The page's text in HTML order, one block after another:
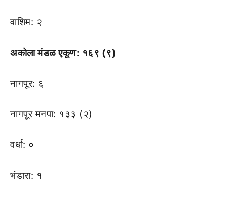
वाशिम: २
अकोला मंडळ एकूण: १६९ (९)
नागपूर: ६
नागपूर मनपा: १३३ (२)
वर्धा: ०
भंडारा: १